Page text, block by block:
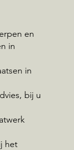
en
in
in
bij u
het